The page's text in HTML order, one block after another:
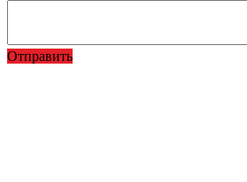
Отправить